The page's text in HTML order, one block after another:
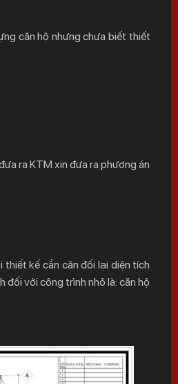
căn hộ nhưng chưa biết thiết
ra KTM xin đưa ra phương án
thiết kế cần cân đối lại diện tích
đối với công trình nhỏ là: căn hộ